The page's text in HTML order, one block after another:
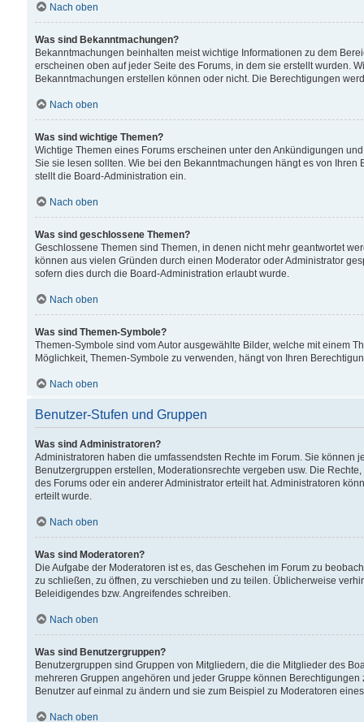
Nach oben
Was sind Bekanntmachungen?
Bekanntmachungen beinhalten meist wichtige Informationen zu dem
erscheinen oben auf jeder Seite des Forums, in dem sie erstellt wurden.
Bekanntmachungen erstellen können oder nicht. Die Berechtigungen
Nach oben
Was sind wichtige Themen?
Wichtige Themen eines Forums erscheinen unter den Ankündigungen
Sie sie lesen sollten. Wie bei den Bekanntmachungen hängt es von
stellt die Board-Administration ein.
Nach oben
Was sind geschlossene Themen?
Geschlossene Themen sind Themen, in denen nicht mehr geantwortet
können aus vielen Gründen durch einen Moderator oder Administrator
sofern dies durch die Board-Administration erlaubt wurde.
Nach oben
Was sind Themen-Symbole?
Themen-Symbole sind vom Autor ausgewählte Bilder, welche mit einem
Möglichkeit, Themen-Symbole zu verwenden, hängt von Ihren
Nach oben
Benutzer-Stufen und Gruppen
Was sind Administratoren?
Administratoren haben die umfassendsten Rechte im Forum. Sie können
Benutzergruppen erstellen, Moderationsrechte vergeben usw. Die
des Forums oder ein anderer Administrator erteilt hat. Administratoren
erteilt wurde.
Nach oben
Was sind Moderatoren?
Die Aufgabe der Moderatoren ist es, das Geschehen im Forum zu
zu schließen, zu öffnen, zu verschieben und zu teilen. Üblicherweise
Beleidigendes bzw. Angreifendes schreiben.
Nach oben
Was sind Benutzergruppen?
Benutzergruppen sind Gruppen von Mitgliedern, die die Mitglieder des
mehreren Gruppen angehören und jeder Gruppe können
Benutzer auf einmal zu ändern und sie zum Beispiel zu Moderatoren
Nach oben